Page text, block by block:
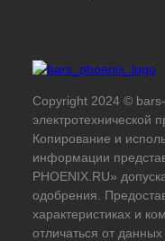
Copyright 2024 ©
электротехнической
Копирование и
информации
PHOENIX.RU»
одобрения.
характеристиках и
отличаться от